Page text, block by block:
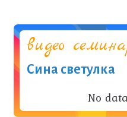
видео
Сина светулка
No